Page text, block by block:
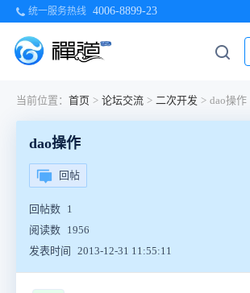
统一服务热线 4006-8899-23
当前位置： 首页 > 论坛交流 > 二次开发 > dao操作
dao操作
回帖
回帖数 1
阅读数 1956
发表时间
2013-12-31 11:55:11